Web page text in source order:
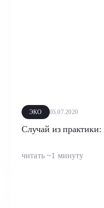
ЭКО 05.07.2020
Случай из практики:
читать ~1 минуту